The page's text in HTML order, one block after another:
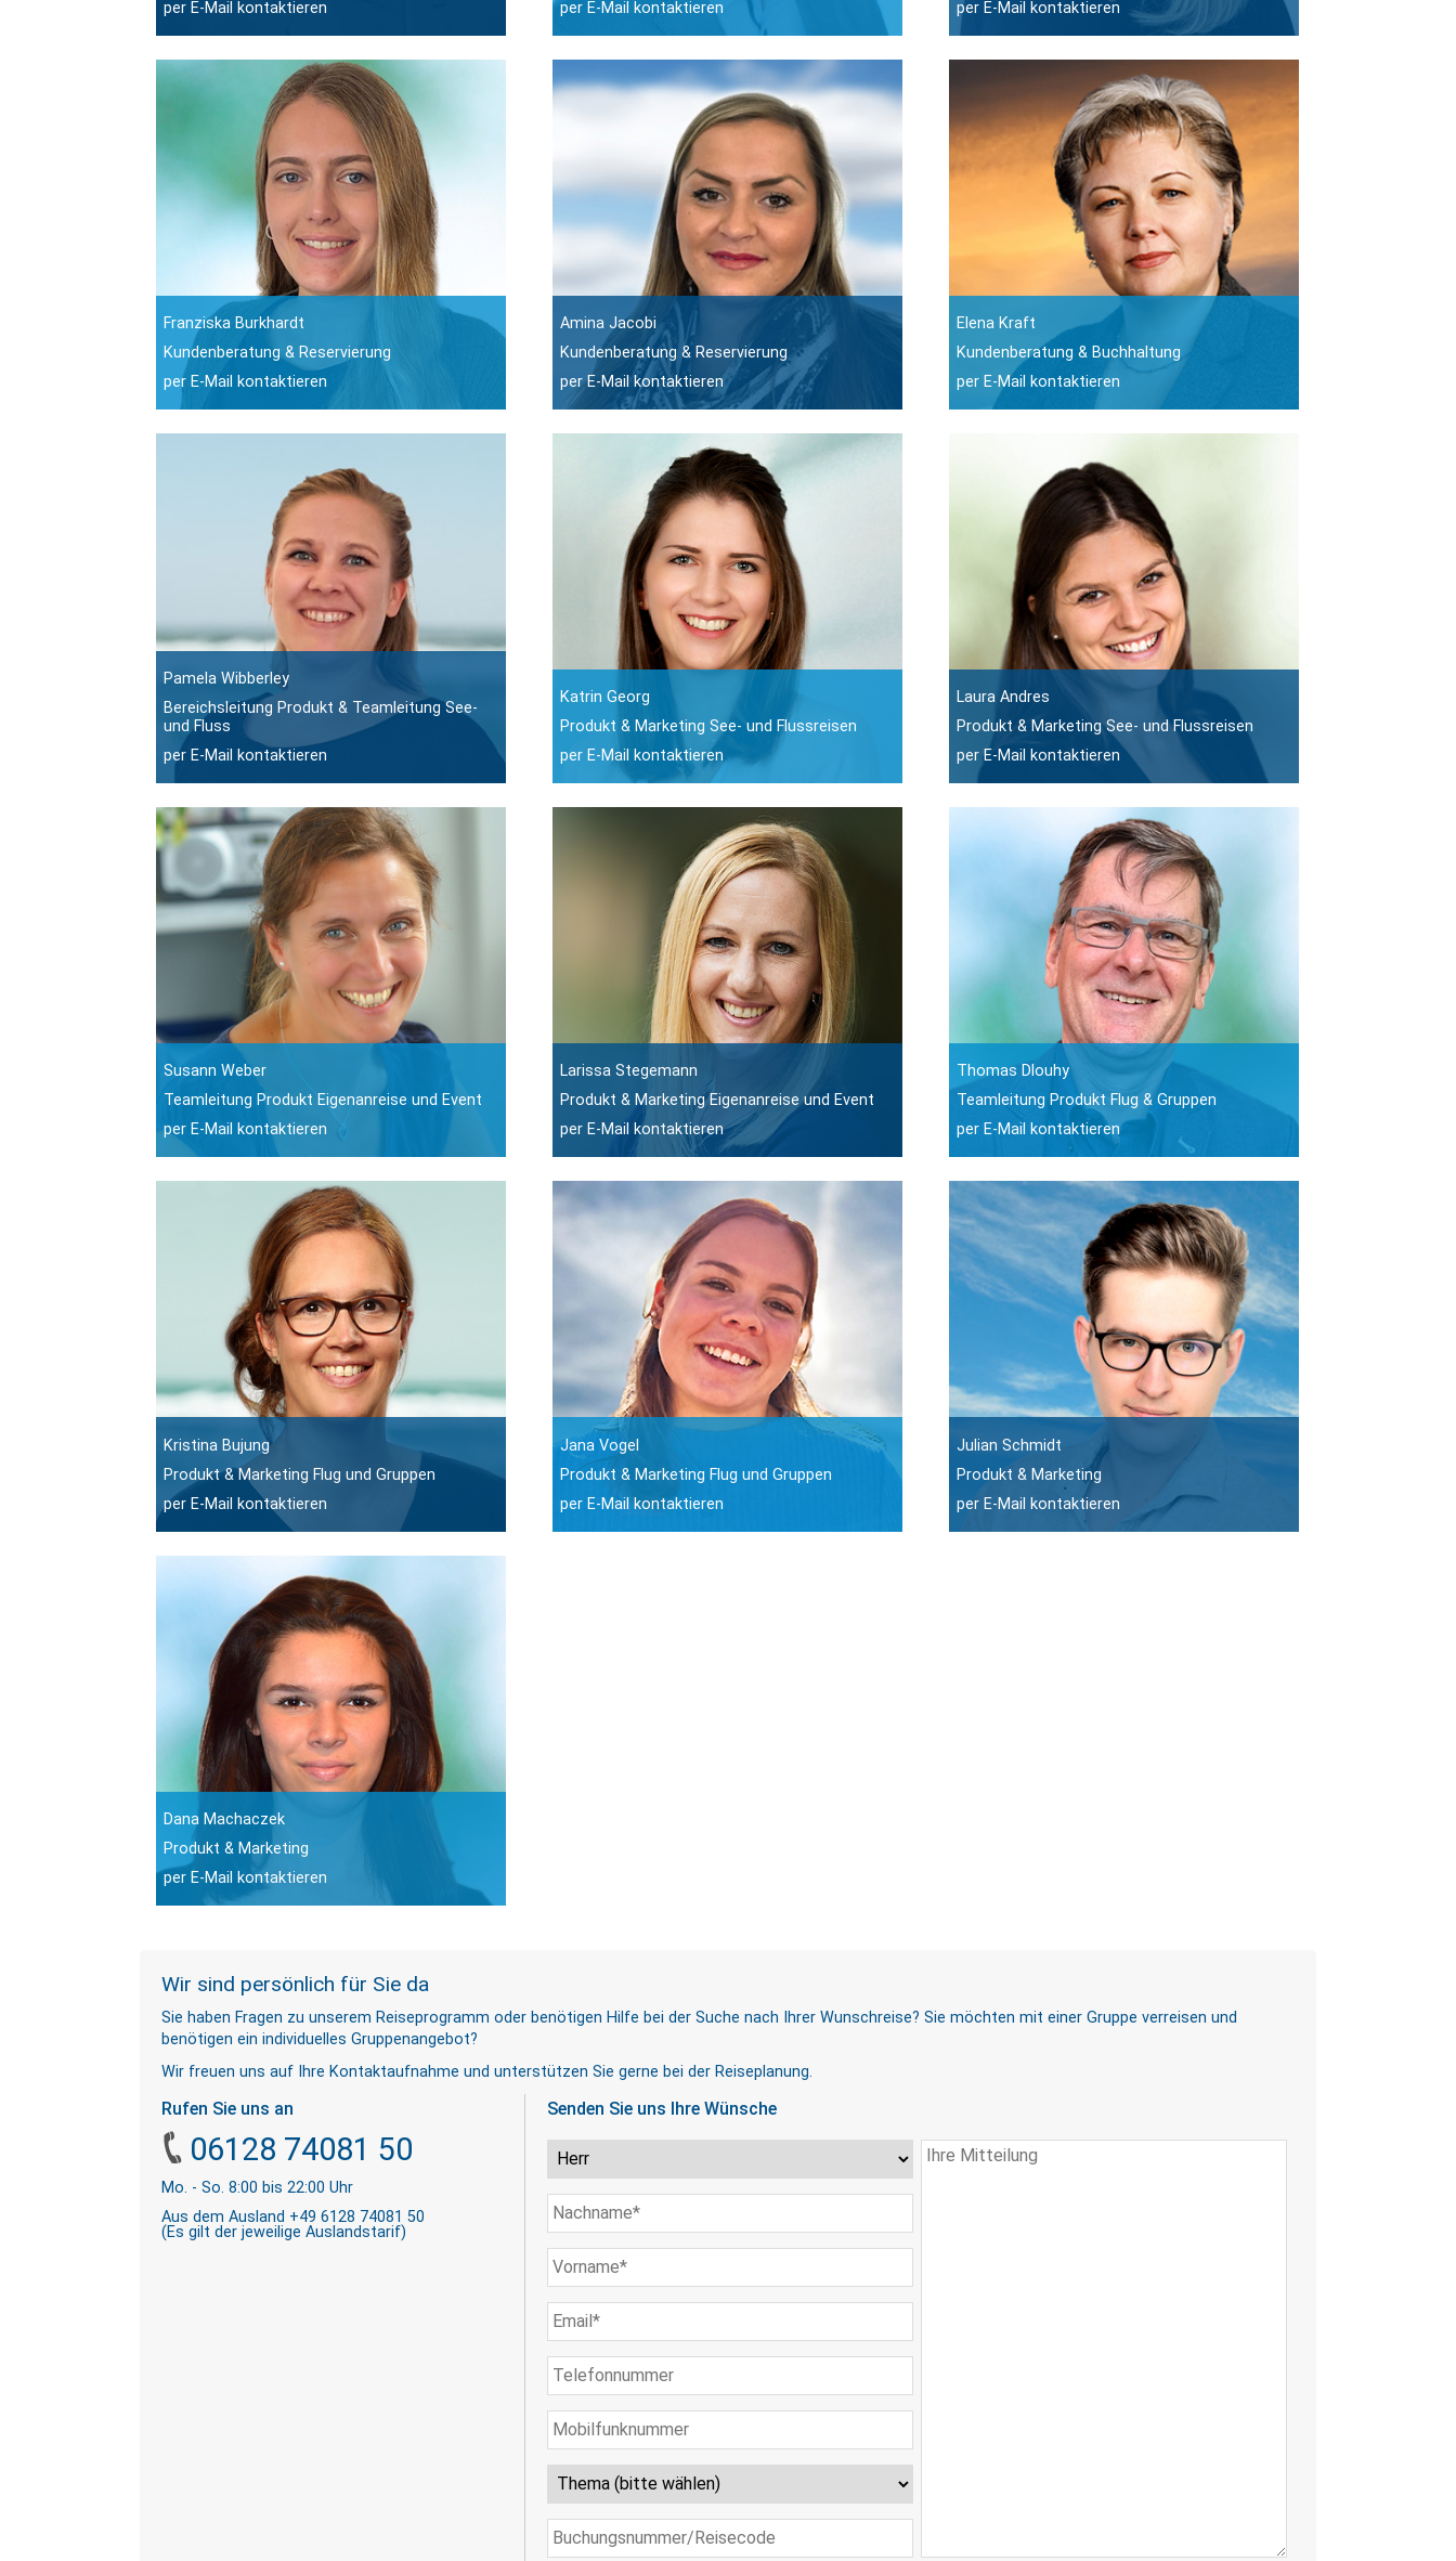
per E-Mail kontaktieren
per E-Mail kontaktieren
per E-Mail kontaktieren
Franziska Burkhardt
Kundenberatung & Reservierung
per E-Mail kontaktieren
Amina Jacobi
Kundenberatung & Reservierung
per E-Mail kontaktieren
Elena Kraft
Kundenberatung & Buchhaltung
per E-Mail kontaktieren
Pamela Wibberley
Bereichsleitung Produkt & Teamleitung See-
und Fluss
per E-Mail kontaktieren
Katrin Georg
Produkt & Marketing See- und Flussreisen
per E-Mail kontaktieren
Laura Andres
Produkt & Marketing See- und Flussreisen
per E-Mail kontaktieren
Susann Weber
Teamleitung Produkt Eigenanreise und Event
per E-Mail kontaktieren
Larissa Stegemann
Produkt & Marketing Eigenanreise und Event
per E-Mail kontaktieren
Thomas Dlouhy
Teamleitung Produkt Flug & Gruppen
per E-Mail kontaktieren
Kristina Bujung
Produkt & Marketing Flug und Gruppen
per E-Mail kontaktieren
Jana Vogel
Produkt & Marketing Flug und Gruppen
per E-Mail kontaktieren
Julian Schmidt
Produkt & Marketing
per E-Mail kontaktieren
Dana Machaczek
Produkt & Marketing
per E-Mail kontaktieren
Wir sind persönlich für Sie da
Sie haben Fragen zu unserem Reiseprogramm oder benötigen Hilfe bei der Suche nach Ihrer Wunschreise? Sie möchten mit einer Gruppe verreisen und
benötigen ein individuelles Gruppenangebot?
Wir freuen uns auf Ihre Kontaktaufnahme und unterstützen Sie gerne bei der Reiseplanung.
Rufen Sie uns an
06128 74081 50
Mo. - So. 8:00 bis 22:00 Uhr
Aus dem Ausland +49 6128 74081 50
(Es gilt der jeweilige Auslandstarif)
Senden Sie uns Ihre Wünsche